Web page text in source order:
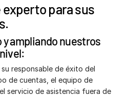
para sus
ampliando nuestros
su responsable de éxito del
de cuentas, el equipo de
servicio de asistencia fuera de